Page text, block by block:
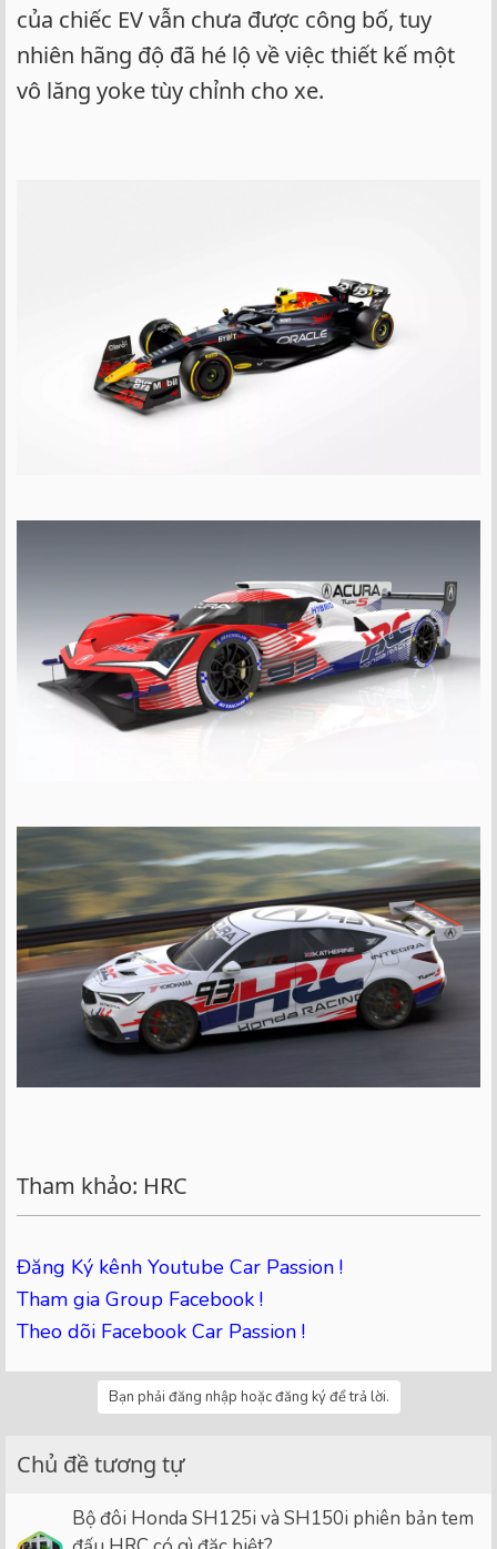
của chiếc EV vẫn chưa được công bố, tuy
nhiên hãng độ đã hé lộ về việc thiết kế một
vô lăng yoke tùy chỉnh cho xe.
Tham khảo: HRC
Đăng Ký kênh Youtube Car Passion !
Tham gia Group Facebook !
Theo dõi Facebook Car Passion !
Bạn phải đăng nhập hoặc đăng ký để trả lời.
Chủ đề tương tự
Bộ đôi Honda SH125i và SH150i phiên bản tem